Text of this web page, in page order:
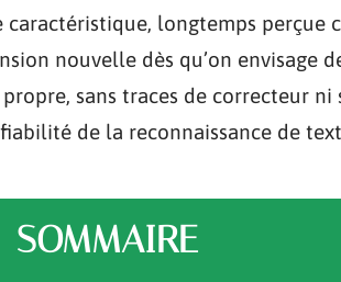
caractéristique, longtemps perçue
nouvelle dès qu’on envisage
propre, sans traces de correcteur
de la reconnaissance de
SOMMAIRE